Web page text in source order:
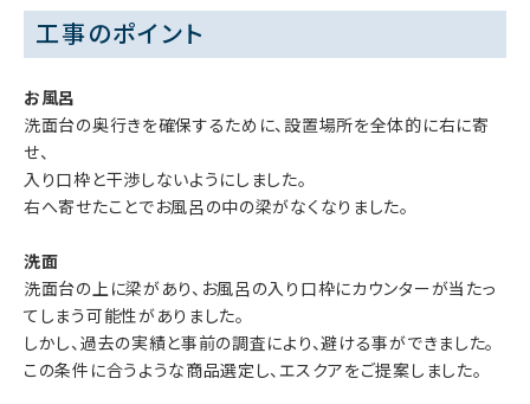
工事のポイント
お風呂
洗面台の奥行きを確保するために、設置場所を全体的に右に寄
せ、
入り口枠と干渉しないようにしました。
右へ寄せたことでお風呂の中の梁がなくなりました。
洗面
洗面台の上に梁があり、お風呂の入り口枠にカウンターが当たっ
てしまう可能性がありました。
しかし、過去の実績と事前の調査により、避ける事ができました。
この条件に合うような商品選定し、エスクアをご提案しました。